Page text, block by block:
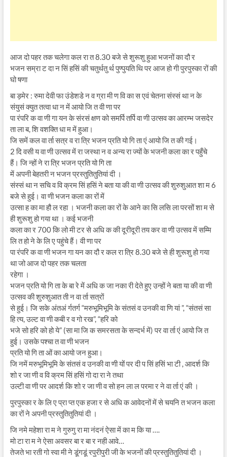
आज दो पहर तक चलेगा कल रा त 8.30 बजे से शुरूशु हुआ भजनों का दौ र
भजन सम्रा ट दा न सिं हसिं की चतुर्थतु र्थ पुण्पुयति थि पर आज हो गी पुरपुस्का रों की
घो षणा
बा ड़मेर : रुमा देवी फा उंडेशडे न व ग्रा मी ण वि का स एवं चेतना संस्सं था न के
संयुसं क्युत तत्वा धा न में आयो जि त वी णा पर
पा रंपरि क वा णी गा यन के संरसं क्षण को समर्पि तर्पि वा णी उत्सव का आरम्भ जसदेर
ता ला ब, शि वशक्ति धा म में हुआ।
जि समें कल वा र्ता सत्र व रा त्रि भजन प्रति यो गि ता एं आयो जि त की गई।
2 दि वसी य वा णी उत्सव में रा जस्था न व अन्य रा ज्यों के भजनी कला का र पहुँचे
हैं। जि न्हों ने रा त्रि भजन प्रति यो गि ता
में अपनी बेहतरी न भजन प्रस्तुतितुतियां दी ।
संस्सं था न सचि व वि क्रम सिं हसिं ने बता या की वा णी उत्सव की शुरुशुआत शा म 6
बजे से हुई। वा णी भजन कला का रों में
उत्सा ह का मा हौ ल रहा । भजनी कला का रों के आने का सि लसि ला परसों शा म से
ही शुरूशु हो गया था । कई भजनी
कला का र 700 कि लो मी टर से अधि क की दूरीदूरी तय कर वा णी उत्सव में सम्मि
लि त हो ने के लि ए पहुंचे हैं। वी णा पर
पा रंपरि क वा णी भजन गा यन का दौ र कल रा त्रि 8.30 बजे से ही शुरूशु हो गया
था जो आज दो पहर तक चलता
रहेगा ।
भजन प्रति यो गि ता के बा रे में अधि क जा नका री देते हुए उन्हों ने बता या की वा णी
उत्सव की शुरुशुआत ती न वा र्ता सत्रों
से हुई। जि सके अंतअं र्गतर्ग “मरुभूमिभूमि के संतसं व उनकी वा णि यां ”, “संतसं सा
हि त्य, उल्ट वा णी कबी र व गो रख”, “हरि को
भजे सो हरि को हो ये” (सा मा जि क समरसता के सन्दर्भ में) पर वा र्ता एं आयो जि त
हुई। उसके पश्चा त वा णी भजन
प्रति यो गि ता ओं का आयो जन हुआ।
जि नमें मरुभूमिभूमि के संतसं व उनकी वा णी यों पर दी प सिं हसिं भा टी , आदर्श कि
शो र जा णी व वि क्रम सिं हसिं गो दा रा ने तथा
उल्टी वा णी पर आदर्श कि शो र जा णी व सो हन ला ल परमा र ने वा र्ता एं की ।
पुरपुस्का र के लि ए प्रा प्त एक हजा र से अधि क आवेदनों में से चयनि त भजन कला
का रों ने अपनी प्रस्तुतितुतियां दी ।
जि नमे महेशा रा म ने गुरुगु रा मा नंदनं ऐसा में का म कि या ….
मो टा रा म ने ऐसा अवसर बा र बा र नही आवे…
तेजते भा रती गो स्वा मी ने डूंगडूं रपुरीपुरी जी के भजनों की प्रस्तुतितुतियां दी ।